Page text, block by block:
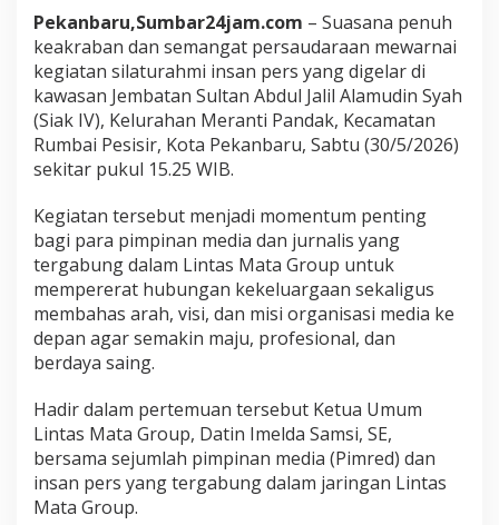
i
n
t
a
M
a
G
o
u
p
,
P
e
u
a
t
S
o
Pekanbaru,Sumbar24jam.com – Suasana penuh
keakraban dan semangat persaudaraan mewarnai
kegiatan silaturahmi insan pers yang digelar di
kawasan Jembatan Sultan Abdul Jalil Alamudin Syah
(Siak IV), Kelurahan Meranti Pandak, Kecamatan
Rumbai Pesisir, Kota Pekanbaru, Sabtu (30/5/2026)
sekitar pukul 15.25 WIB.
Kegiatan tersebut menjadi momentum penting
bagi para pimpinan media dan jurnalis yang
tergabung dalam Lintas Mata Group untuk
mempererat hubungan kekeluargaan sekaligus
membahas arah, visi, dan misi organisasi media ke
depan agar semakin maju, profesional, dan
berdaya saing.
Hadir dalam pertemuan tersebut Ketua Umum
Lintas Mata Group, Datin Imelda Samsi, SE,
bersama sejumlah pimpinan media (Pimred) dan
insan pers yang tergabung dalam jaringan Lintas
Mata Group.